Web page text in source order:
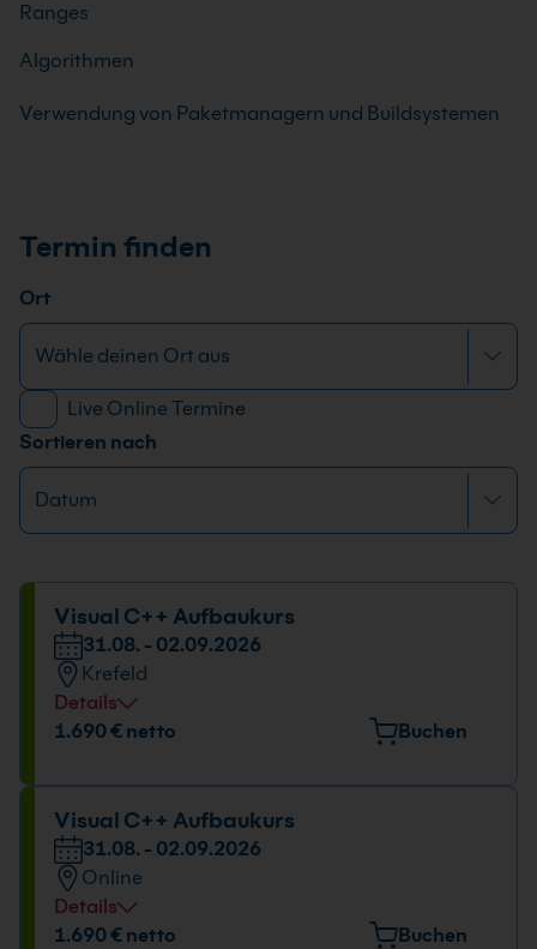
Ranges
Algorithmen
Verwendung von Paketmanagern und Buildsystemen
Termin finden
Ort
Live Online Termine
Sortieren nach
Visual C++ Aufbaukurs
31.08. - 02.09.2026
Krefeld
Details
Veranstaltungsort
Datum und Uhrzeit
31.08. - 02.09.2026
09:00 - 16:00 Uhr
1.690 € netto Buchen
Visual C++ Aufbaukurs
31.08. - 02.09.2026
Online
Details
Datum und Uhrzeit
1.690 € netto Buchen